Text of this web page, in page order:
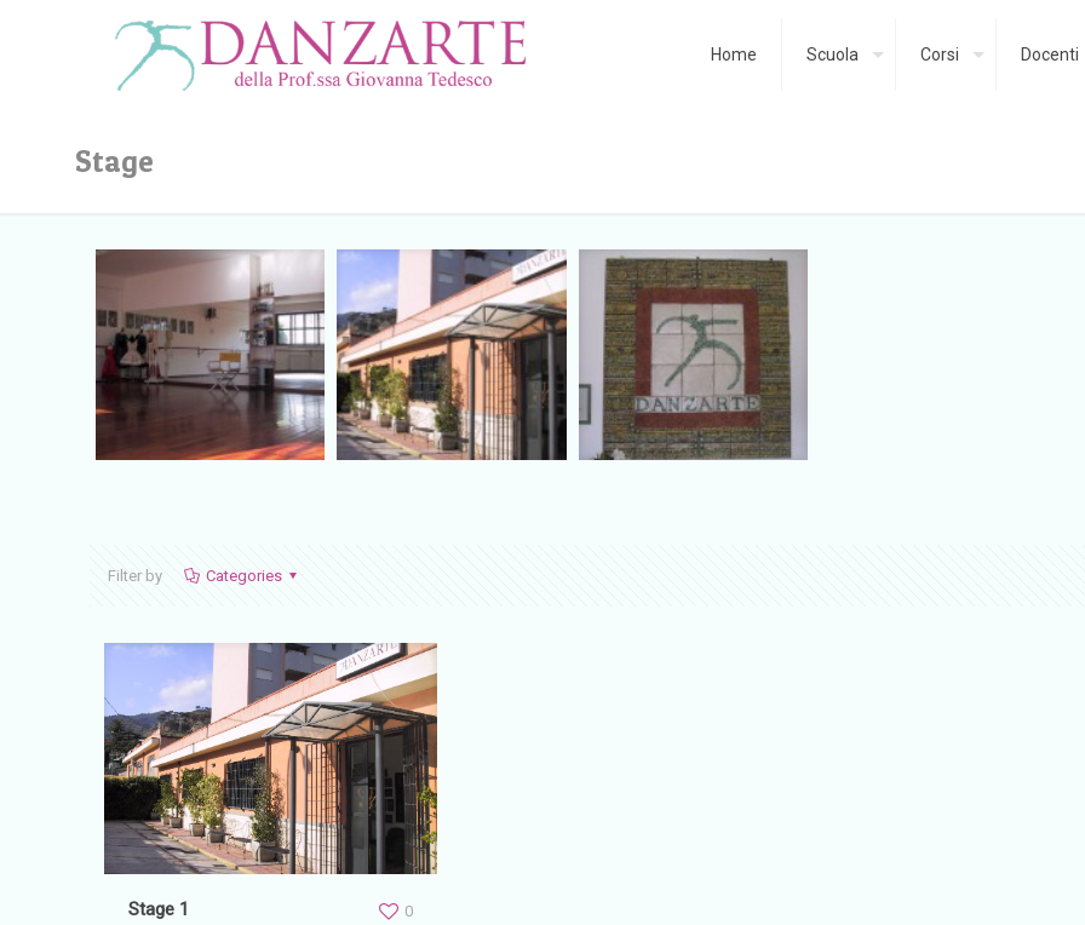
Home Scuola Corsi Docenti
Stage
Filter by Categories
Stage 1 0